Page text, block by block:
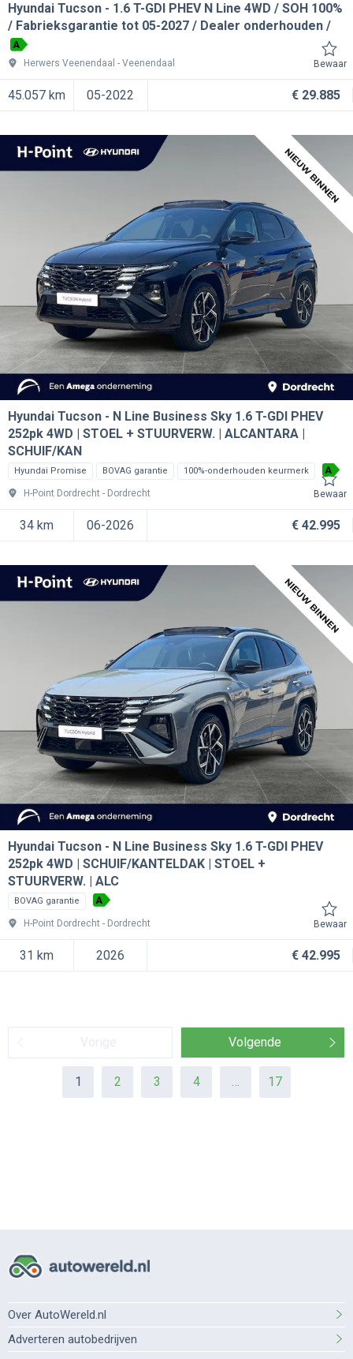
Hyundai Tucson
1.6 T-GDI PHEV N Line 4WD / SOH 100%
/ Fabrieksgarantie tot 05-2027 / Dealer onderhouden /
A
Herwers Veenendaal
Veenendaal Bewaar
45.057 km 05-2022 € 29.885
Hyundai Tucson
N Line Business Sky 1.6 T-GDI PHEV
252pk 4WD | STOEL + STUURVERW. | ALCANTARA |
SCHUIF/KAN
Hyundai Promise BOVAG garantie 100%-onderhouden keurmerk A
H-Point Dordrecht Dordrecht Bewaar
34 km 06-2026 € 42.995
Hyundai Tucson
N Line Business Sky 1.6 T-GDI PHEV
252pk 4WD | SCHUIF/KANTELDAK | STOEL +
STUURVERW. | ALC
BOVAG garantie A
H-Point Dordrecht Dordrecht Bewaar
31 km 2026 € 42.995
1 2 3 4 … 17
Volgende
Over AutoWereld.nl
Adverteren autobedrijven